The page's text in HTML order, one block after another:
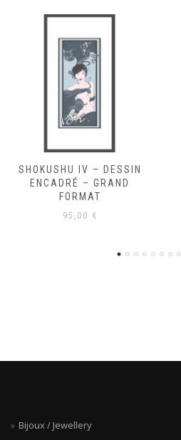
SHOKUSHU I – DESSIN
ENCADRÉ
59,00 €
Bijoux / Jewellery